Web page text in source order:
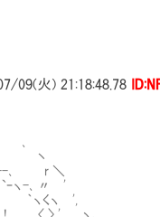
09(火) 21:18:48.78
＼
〃 '
ヽ ',